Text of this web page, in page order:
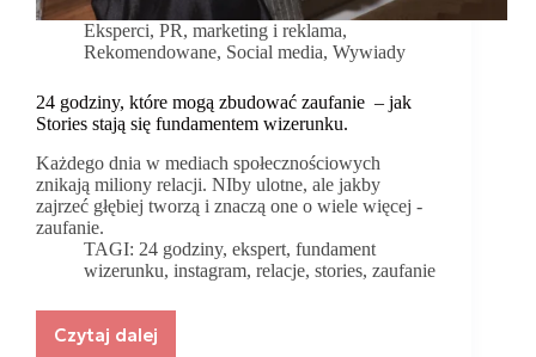
Eksperci, PR, marketing i reklama,
Rekomendowane, Social media, Wywiady
24 godziny, które mogą zbudować zaufanie – jak
Stories stają się fundamentem wizerunku.
Każdego dnia w mediach społecznościowych
znikają miliony relacji. NIby ulotne, ale jakby
zajrzeć głębiej tworzą i znaczą one o wiele więcej -
zaufanie.
TAGI: 24 godziny,ekspert,fundament
wizerunku, instagram, relacje, stories, zaufanie
Czytaj dalej
24